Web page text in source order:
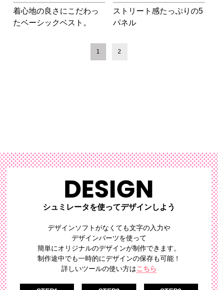
着心地の良さにこだわっ
たベーシックベスト。
ストリート感たっぷりの5
パネル
1 2
DESIGN
シュミレータを使ってデザインしよう
デザインソフトがなくても文字の入力や
デザインパーツを使って
簡単にオリジナルのデザインが制作できます。
制作途中でも一時的にデザインの保存も可能！
詳しいツールの使い方はこちら